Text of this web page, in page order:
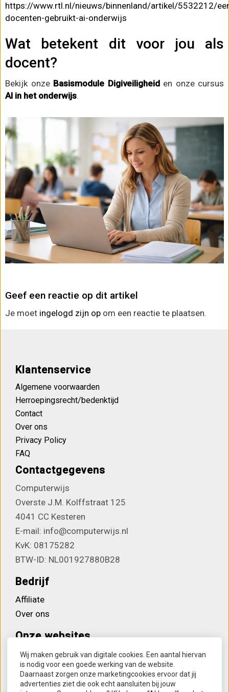
https://www.rtl.nl/nieuws/binnenland/artikel/5532212/
docenten-gebruikt-ai-onderwijs
Wat betekent dit voor jou als
docent?
Bekijk onze Basismodule Digiveiligheiden onze cursus
AI in het onderwijs.
Geef een reactie op dit artikel
Je moet ingelogd zijn op om een reactie te plaatsen.
Klantenservice
Algemene voorwaarden
Herroepingsrecht/bedenktijd
Contact
Over ons
Privacy Policy
FAQ
Contactgegevens
Computerwijs
Overste J.M. Kolffstraat 125
4041 CC Kesteren
E-mail: info@computerwijs.nl
KvK: 08175282
BTW-ID: NL001927880B28
Bedrijf
Affiliate
Over ons
Onze websites
Computerwijs
Houvast bij dementie
Lettertreintjes
Wij maken gebruik van digitale cookies. Een aantal hiervan
is nodig voor een goede werking van de website.
Daarnaast zorgen onze marketingcookies ervoor dat jij
advertenties ziet die ook echt aansluiten bij jouw